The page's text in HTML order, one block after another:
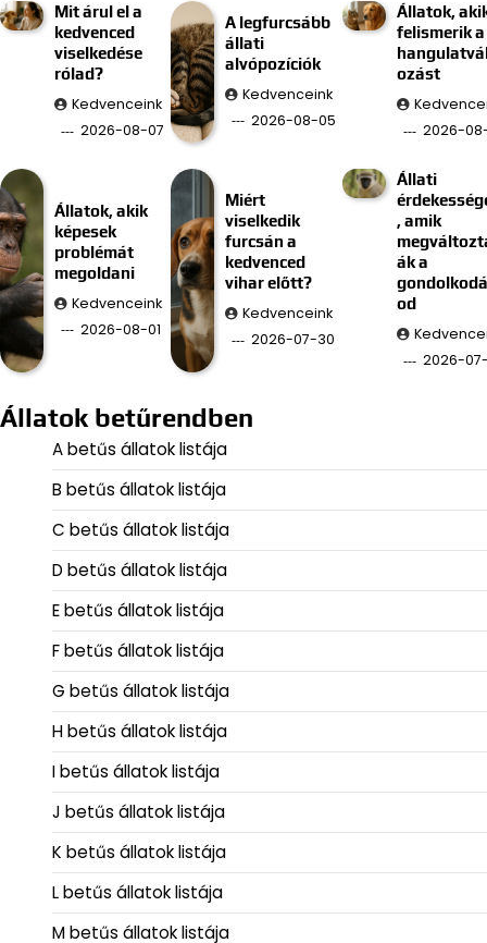
Mit árul el a
kedvenced
viselkedése
rólad?
Kedvenceink
2026-08-07
A legfurcsább
állati
alvópozíciók
Kedvenceink
2026-08-05
Állatok,
felismerik a
ozást
2026-
Állatok, akik
képesek
problémát
megoldani
Kedvenceink
2026-08-01
Miért
viselkedik
furcsán a
kedvenced
vihar előtt?
Kedvenceink
2026-07-30
Állati
, amik
ák a
od
2026-
Állatok betűrendben
A betűs állatok listája
B betűs állatok listája
C betűs állatok listája
D betűs állatok listája
E betűs állatok listája
F betűs állatok listája
G betűs állatok listája
H betűs állatok listája
I betűs állatok listája
J betűs állatok listája
K betűs állatok listája
L betűs állatok listája
M betűs állatok listája